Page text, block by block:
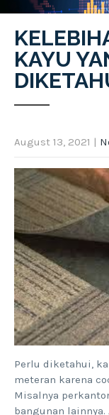
KAYU
August 13, 2021 |
Perlu diketahui,
meteran karena
Misalnya
bangunan